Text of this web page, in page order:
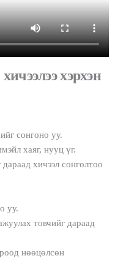
хэрхэн
сонгоно уу.
хаяг, нууц үг.
хичээл сонголтоо
уу.
товчийг дараад
нөөцөлсөн